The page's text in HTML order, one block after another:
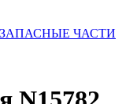
ЧАСТИ